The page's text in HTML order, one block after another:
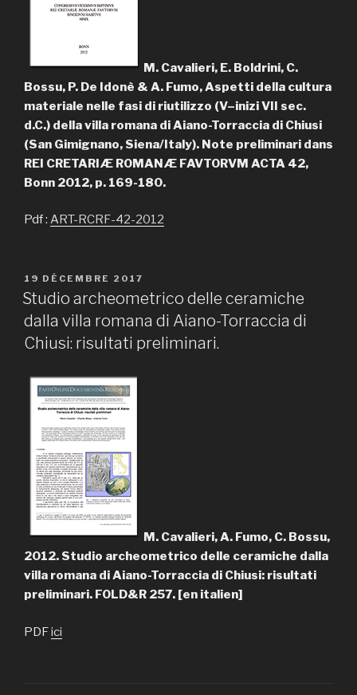
M. Cavalieri, E. Boldrini, C.
Bossu, P. De Idonè & A. Fumo, Aspetti della cultura
materiale nelle fasi di riutilizzo (V–inizi VII sec.
d.C.) della villa romana di Aiano-Torraccia di Chiusi
(San Gimignano, Siena/Italy). Note preliminari dans
REI CRETARIÆ ROMANÆ FAVTORVM ACTA 42,
Bonn 2012, p. 169-180.
Pdf : ART-RCRF-42-2012
PUBLIÉ
LE
19 DÉCEMBRE 2017
Studio archeometrico delle ceramiche
dalla villa romana di Aiano-Torraccia di
Chiusi: risultati preliminari.
M. Cavalieri, A. Fumo, C. Bossu,
2012. Studio archeometrico delle ceramiche dalla
villa romana di Aiano-Torraccia di Chiusi: risultati
preliminari. FOLD&R 257. [en italien]
PDFici